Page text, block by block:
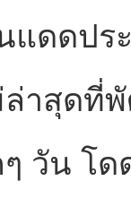
ดดประ
ล่าสุดที่
วัน โ